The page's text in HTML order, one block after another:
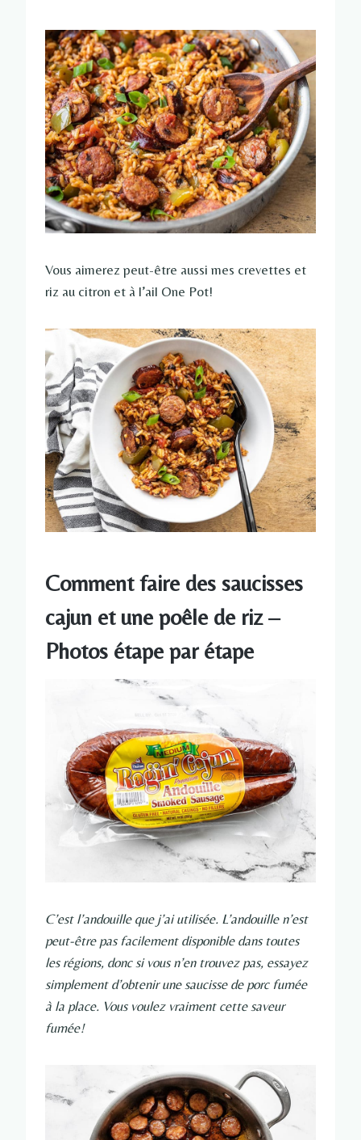
Vous aimerez peut-être aussi mes crevettes et
riz au citron et à l’ail One Pot!
Comment faire des saucisses
cajun et une poêle de riz –
Photos étape par étape
C’est l’andouille que j’ai utilisée. L’andouille n’est
peut-être pas facilement disponible dans toutes
les régions, donc si vous n’en trouvez pas, essayez
simplement d’obtenir une saucisse de porc fumée
à la place. Vous voulez vraiment cette saveur
fumée!